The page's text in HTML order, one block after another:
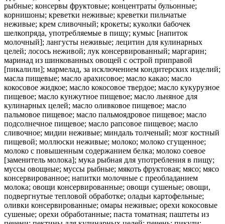
рыбные; консервы фруктовые; концентраты бульонные;
корнишоны; креветки неживые; креветки пильчатые
неживые; крем сливочный; крокеты; куколки бабочек
шелкопряда, употребляемые в пищу; кумыс [напиток
молочный]; лангусты неживые; лецитин для кулинарных
целей; лосось неживой; лук консервированный; маргарин;
маринад из шинкованных овощей с острой приправой
[пикалили]; мармелад, за исключением кондитерских изделий;
масла пищевые; масло арахисовое; масло какао; масло
кокосовое жидкое; масло кокосовое твердое; масло кукурузное
пищевое; масло кунжутное пищевое; масло льняное для
кулинарных целей; масло оливковое пищевое; масло
пальмовое пищевое; масло пальмоядровое пищевое; масло
подсолнечное пищевое; масло рапсовое пищевое; масло
сливочное; мидии неживые; миндаль толченый; мозг костный
пищевой; моллюски неживые; молоко; молоко сгущенное;
молоко с повышенным содержанием белка; молоко соевое
[заменитель молока]; мука рыбная для употребления в пищу;
муссы овощные; муссы рыбные; мякоть фруктовая; мясо; мясо
консервированное; напитки молочные с преобладанием
молока; овощи консервированные; овощи сушеные; овощи,
подвергнутые тепловой обработке; оладьи картофельные;
оливки консервированные; омары неживые; орехи кокосовые
сушеные; орехи обработанные; паста томатная; паштеты из